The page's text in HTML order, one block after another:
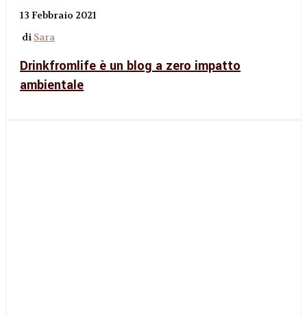
13 Febbraio 2021
di Sara
Drinkfromlife è un blog a zero impatto
ambientale